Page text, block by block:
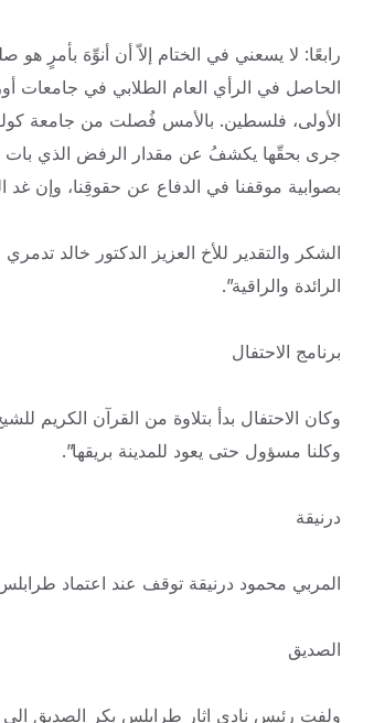
رابعًا: لا يسعني في الختام إلاّ أن أنوِّهَ بأمرٍ
الحاصل في الرأي العام الطلابي في جامعات
الأولى، فلسطين. بالأمس فُصلت من جامعة
جرى بحقّها يكشفُ عن مقدار الرفض الذي بات
بصوابية موقفنا في الدفاع عن حقوقِنا، وإن غد
الشكر والتقدير للأخ العزيز الدكتور خالد
الرائدة والراقية”.
برنامج الاحتفال
وكان الاحتفال بدأ بتلاوة من القرآن
وكلنا مسؤول حتى يعود للمدينة بريقها”.
درنيقة
المربي محمود درنيقة توقف عند اعتماد
الصديق
ولفت رئيس نادي اثار طرابلس بكر الصديق الى